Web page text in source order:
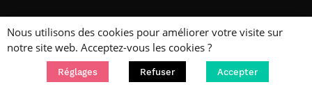
L’établissement
Accueil
Nous utilisons des cookies pour améliorer votre visite sur
notre site web. Acceptez-vous les cookies ?
Réglages Refuser Accepter